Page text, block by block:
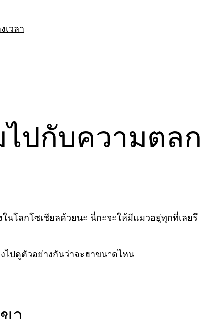
เวลา
ปกับความตลก
นโลกโซเชียลด้วยนะ นี่กะจะให้มีแมวอยู่ทุกที่เลยรึ
ไปดูตัวอย่างกันว่าจะฮาขนาดไหน